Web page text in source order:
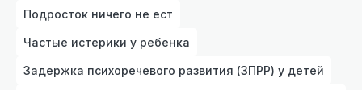
Подросток ничего не ест
Частые истерики у ребенка
Задержка психоречевого развития (ЗПРР) у детей